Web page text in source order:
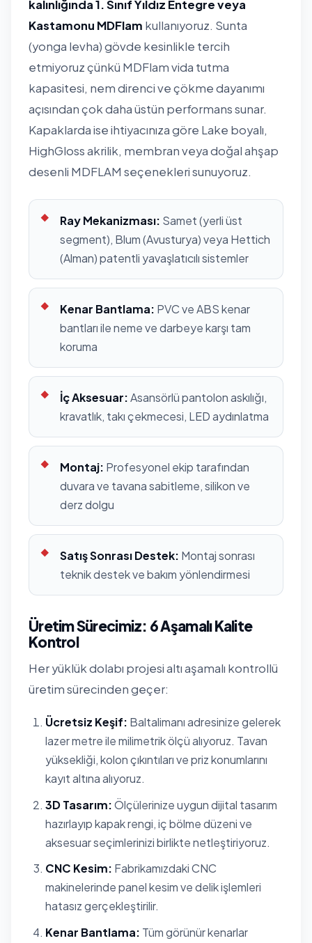
kalınlığında 1. Sınıf Yıldız Entegre veya
Kastamonu MDFlam kullanıyoruz. Sunta
(yonga levha) gövde kesinlikle tercih
etmiyoruz çünkü MDFlam vida tutma
kapasitesi, nem direnci ve çökme dayanımı
açısından çok daha üstün performans sunar.
Kapaklarda ise ihtiyacınıza göre Lake boyalı,
HighGloss akrilik, membran veya doğal ahşap
desenli MDFLAM seçenekleri sunuyoruz.
Ray Mekanizması: Samet (yerli üst
segment), Blum (Avusturya) veya Hettich
(Alman) patentli yavaşlatıcılı sistemler
Kenar Bantlama: PVC ve ABS kenar
bantları ile neme ve darbeye karşı tam
koruma
İç Aksesuar:Asansörlü pantolon askılığı,
kravatlık, takı çekmecesi, LED aydınlatma
Montaj: Profesyonel ekip tarafından
duvara ve tavana sabitleme, silikon ve
derz dolgu
Satış Sonrası Destek: Montaj sonrası
teknik destek ve bakım yönlendirmesi
Üretim Sürecimiz: 6 Aşamalı Kalite
Kontrol
Her yüklük dolabı projesi altı aşamalı kontrollü
üretim sürecinden geçer:
Ücretsiz Keşif: Baltalimanı adresinize gelerek
lazer metre ile milimetrik ölçü alıyoruz. Tavan
yüksekliği, kolon çıkıntıları ve priz konumlarını
kayıt altına alıyoruz.
3D Tasarım:Ölçülerinize uygun dijital tasarım
hazırlayıp kapak rengi, iç bölme düzeni ve
aksesuar seçimlerinizi birlikte netleştiriyoruz.
CNC Kesim: Fabrikamızdaki CNC
makinelerinde panel kesim ve delik işlemleri
hatasız gerçekleştirilir.
Kenar Bantlama: Tüm görünür kenarlar